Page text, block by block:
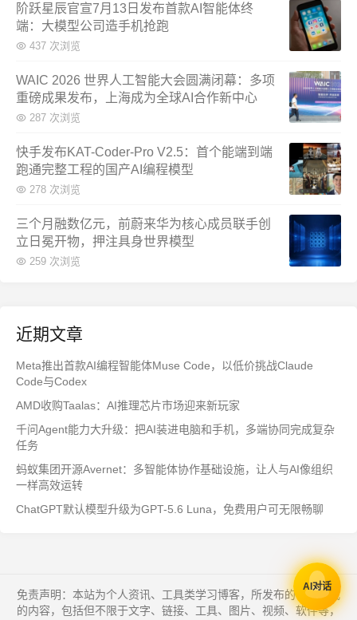
阶跃星辰官宣7月13日发布首款AI智能体终
端：大模型公司造手机抢跑
437 次浏览
WAIC 2026 世界人工智能大会圆满闭幕：多项
重磅成果发布，上海成为全球AI合作新中心
287 次浏览
快手发布KAT-Coder-Pro V2.5：首个能端到端
跑通完整工程的国产AI编程模型
278 次浏览
三个月融数亿元，前蔚来华为核心成员联手创
立日冕开物，押注具身世界模型
259 次浏览
近期文章
Meta推出首款AI编程智能体Muse Code，以低价挑战Claude
Code与Codex
AMD收购Taalas：AI推理芯片市场迎来新玩家
千问Agent能力大升级：把AI装进电脑和手机，多端协同完成复杂
任务
蚂蚁集团开源Avernet：多智能体协作基础设施，让人与AI像组织
一样高效运转
ChatGPT默认模型升级为GPT-5.6 Luna，免费用户可无限畅聊
免责声明：本站为个人资讯、工具类学习博客，所发布的一切形式
的内容，包括但不限于文字、链接、工具、图片、视频、软件等，
AI对话